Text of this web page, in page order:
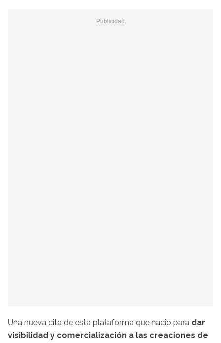
Una nueva cita de esta plataforma que nació para dar
visibilidad y comercialización a las creaciones de